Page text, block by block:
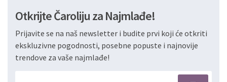
Otkrijte Čaroliju za Najmlađe!
Prijavite se na naš newsletter i budite prvi koji će otkriti
ekskluzivne pogodnosti, posebne popuste i najnovije
trendove za vaše najmlađe!